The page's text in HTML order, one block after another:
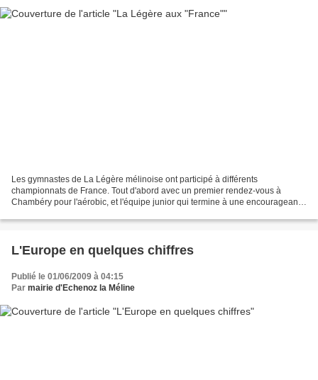
Les gymnastes de La Légère mélinoise ont participé à différents
championnats de France. Tout d'abord avec un premier rendez-vous à
Chambéry pour l'aérobic, et l'équipe junior qui termine à une encourageante
L'Europe en quelques chiffres
Publié le 01/06/2009 à 04:15
Par mairie d'Echenoz la Méline